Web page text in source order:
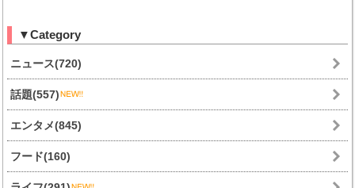
▼Category
ニュース(720)
話題(557)
エンタメ(845)
フード(160)